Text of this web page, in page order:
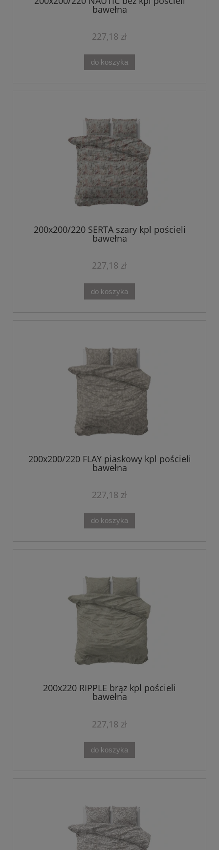
bawełna
227,18 zł
do koszyka
200x200/220 SERTA szary kpl pościeli
bawełna
227,18 zł
do koszyka
200x200/220 FLAY piaskowy kpl pościeli
bawełna
227,18 zł
do koszyka
200x220 RIPPLE brąz kpl pościeli
bawełna
227,18 zł
do koszyka